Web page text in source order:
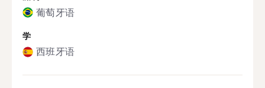
葡萄牙语
学
西班牙语